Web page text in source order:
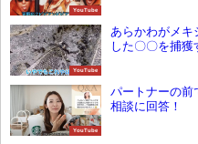
YouTube
YouTube
あらかわがメキ
した〇〇を捕獲
YouTube
パートナーの前
相談に回答！